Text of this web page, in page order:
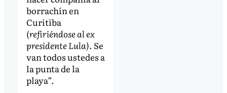
borrachín en
Curitiba
(refiriéndose al ex
presidente Lula). Se
van todos ustedes a
la punta de la
playa”.